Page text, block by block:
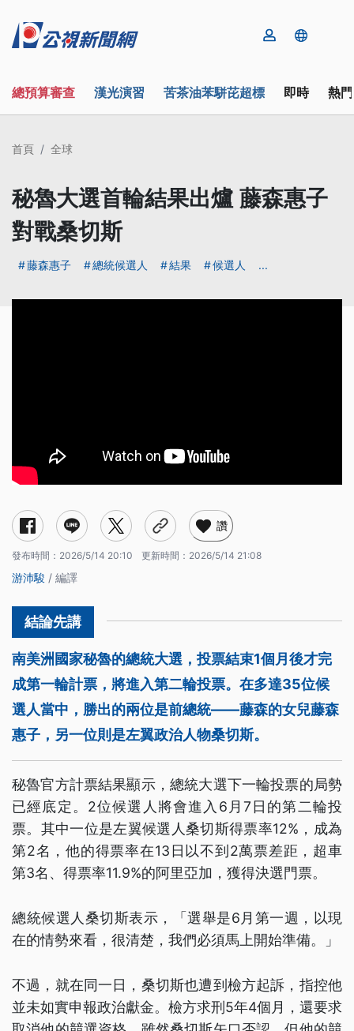
總預算審查 漢光演習 苦茶油苯駢芘超標 即時 熱
首頁 全球
秘魯大選首輪結果出爐 藤森惠子
對戰桑切斯
藤森惠子 總統候選人 結果 候選人 ...
讚
發布時間： 2026/5/14 20:10 更新時間： 2026/5/14 21:08
游沛駿 / 編譯
南美洲國家秘魯的總統大選，投票結束1個月後才完
成第一輪計票，將進入第二輪投票。在多達35位候
選人當中，勝出的兩位是前總統——藤森的女兒藤森
惠子，另一位則是左翼政治人物桑切斯。
秘魯官方計票結果顯示，總統大選下一輪投票的局勢
已經底定。2位候選人將會進入6月7日的第二輪投
票。其中一位是左翼候選人桑切斯得票率12%，成為
第2名，他的得票率在13日以不到2萬票差距，超車
第3名、得票率11.9%的阿里亞加，獲得決選門票。
總統候選人桑切斯表示，「選舉是6月第一週，以現
在的情勢來看，很清楚，我們必須馬上開始準備。」
不過，就在同一日，桑切斯也遭到檢方起訴，指控他
並未如實申報政治獻金。檢方求刑5年4個月，還要求